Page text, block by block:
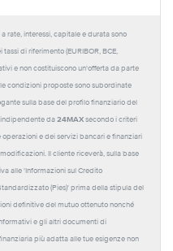
rate, interessi, capitale e durata sono
di riferimento (EURIBOR, BCE,
e non costituiscono un'offerta da parte
condizioni proposte sono subordinate
sulla base del profilo finanziario del
indipendente da 24MAX secondo i criteri
e dei servizi bancari e finanziari
Il cliente riceverà, sulla base
alle 'Informazioni sul Credito
(Pies)' prima della stipula del
definitive del mutuo ottenuto nonché
e gli altri documenti di
più adatta alle tue esigenze non